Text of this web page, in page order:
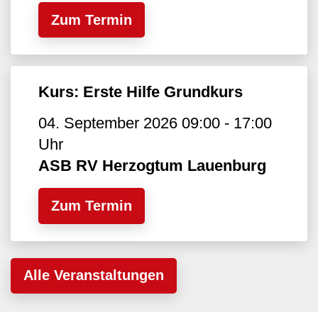
Zum Termin
Kurs: Erste Hilfe Grundkurs
04. September 2026 09:00 - 17:00
Uhr
ASB RV Herzogtum Lauenburg
Zum Termin
Alle Veranstaltungen